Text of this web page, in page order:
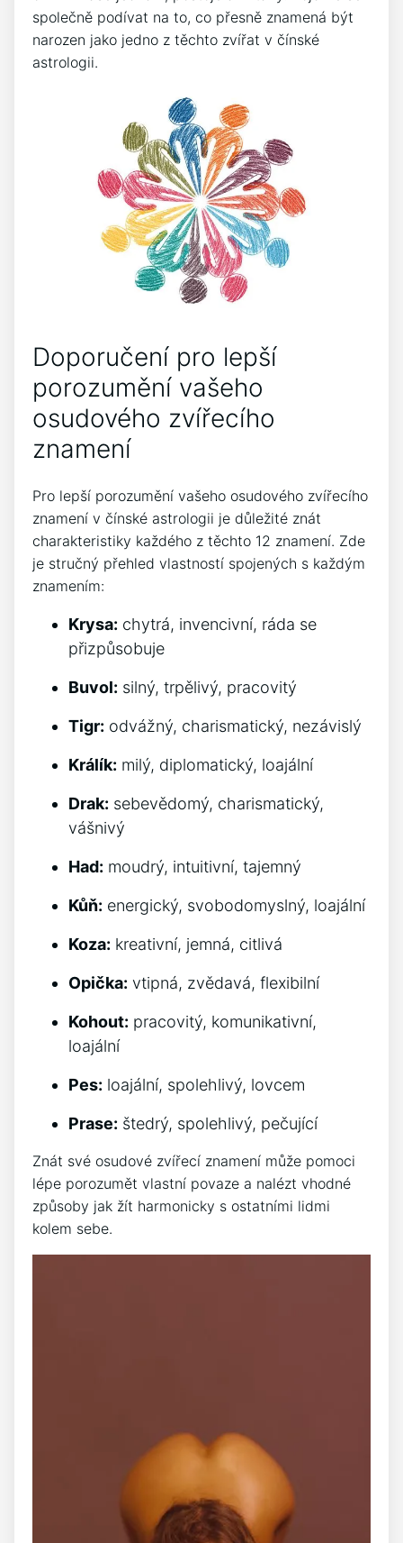
společně podívat na to, co přesně znamená být
narozen jako jedno z těchto zvířat v čínské
astrologii.
Doporučení pro lepší
porozumění vašeho
osudového zvířecího
znamení
Pro lepší porozumění vašeho osudového zvířecího
znamení v čínské astrologii je důležité znát
charakteristiky každého z těchto 12 znamení. Zde
je stručný přehled vlastností spojených s každým
znamením:
Krysa: chytrá, invencivní, ráda se
přizpůsobuje
Buvol: silný, trpělivý, pracovitý
Tigr: odvážný, charismatický, nezávislý
Králík: milý, diplomatický, loajální
Drak: sebevědomý, charismatický,
vášnivý
Had: moudrý, intuitivní, tajemný
Kůň: energický, svobodomyslný, loajální
Koza: kreativní, jemná, citlivá
Opička: vtipná, zvědavá, flexibilní
Kohout: pracovitý, komunikativní,
loajální
Pes: loajální, spolehlivý, lovcem
Prase: štedrý, spolehlivý, pečující
Znát své osudové zvířecí znamení může pomoci
lépe porozumět vlastní povaze a nalézt vhodné
způsoby jak žít harmonicky s ostatními lidmi
kolem sebe.